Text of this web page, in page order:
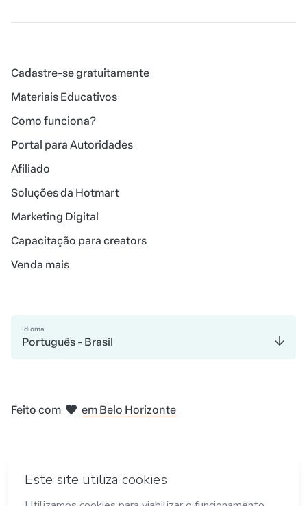
Cadastre-se gratuitamente
Materiais Educativos
Como funciona?
Portal para Autoridades
Afiliado
Soluções da Hotmart
Marketing Digital
Capacitação para creators
Venda mais
Idioma
Português - Brasil
Feito com em Belo Horizonte